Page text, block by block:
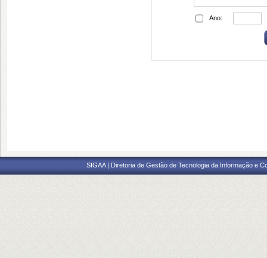
Ano:
SIGAA | Diretoria de Gestão de Tecnologia da Informação e